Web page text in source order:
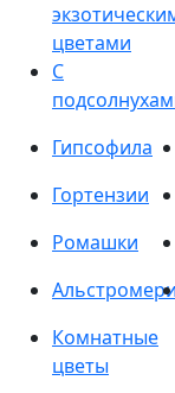
цветами
С
Гипсофила
Гортензии
Ромашки
Комнатные
цветы